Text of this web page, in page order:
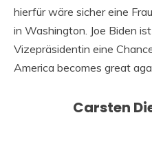
hierfür wäre sicher eine
in Washington. Joe Biden
Vizepräsidentin eine
America becomes great
Carsten